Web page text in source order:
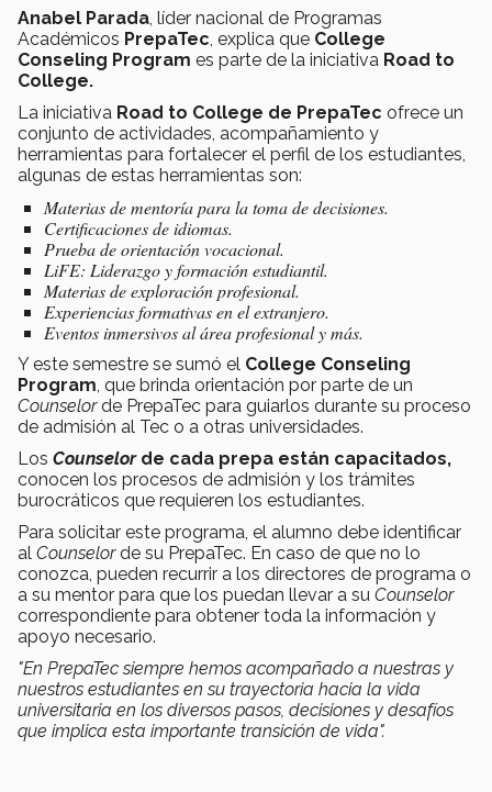
Anabel Parada , líder nacional de Programas
Académicos PrepaTec , explica que College
Conseling Program es parte de la iniciativa Road to
College.
La iniciativa Road to College de PrepaTec ofrece un
conjunto de actividades, acompañamiento y
herramientas para fortalecer el perfil de los estudiantes,
algunas de estas herramientas son:
Materias de mentoría para la toma de decisiones.
Certificaciones de idiomas.
Prueba de orientación vocacional.
LiFE: Liderazgo y formación estudiantil.
Materias de exploración profesional.
Experiencias formativas en el extranjero.
Eventos inmersivos al área profesional y más.
Y este semestre se sumó el College Conseling
Program , que brinda orientación por parte de un
Counselorde PrepaTec para guiarlos durante su proceso
de admisión al Tec o a otras universidades.
Los Counselorde cada prepa están capacitados,
conocen los procesos de admisión y los trámites
burocráticos que requieren los estudiantes.
Para solicitar este programa, el alumno debe identificar
al Counselorde su PrepaTec. En caso de que no lo
conozca, pueden recurrir a los directores de programa o
a su mentor para que los puedan llevar a su Counselor
correspondiente para obtener toda la información y
apoyo necesario.
"En PrepaTec siempre hemos acompañado a nuestras y
nuestros estudiantes en su trayectoria hacia la vida
universitaria en los diversos pasos, decisiones y desafíos
que implica esta importante transición de vida".